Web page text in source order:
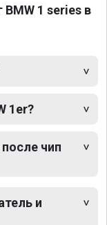
1 series в
1er?
чип
и